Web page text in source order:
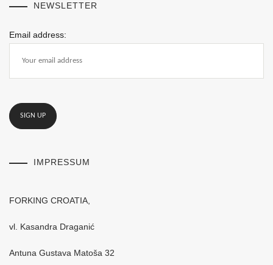
NEWSLETTER
Email address:
IMPRESSUM
FORKING CROATIA,
vl. Kasandra Draganić
Antuna Gustava Matoša 32